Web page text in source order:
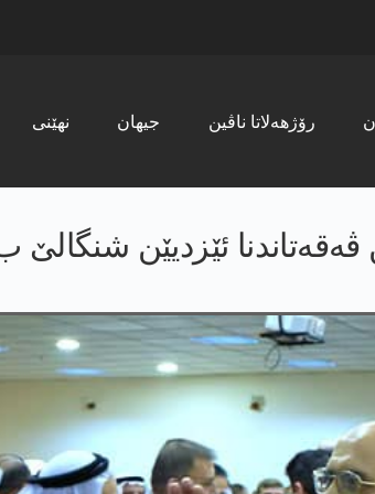
نھێنی جیھان رۆژھەلاتا ناڤین
ئێزدیێن